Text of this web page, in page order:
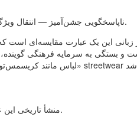
ناپاسخگویی جشن‌آمیز — انتقال ویژگی‌های فضای کارناوال و جشن‌آمیز (کریسمس‌توری) به محیط عادی و روزمره.
زبانی این یک عبارت مقایسه‌ای است
بستگی به سرمایه فرهنگی گوینده،
منشأ تاریخی این عبارت به تحول نقش کریسمس‌توری در فرهنگ روسیه و شوروی مرتبط است.